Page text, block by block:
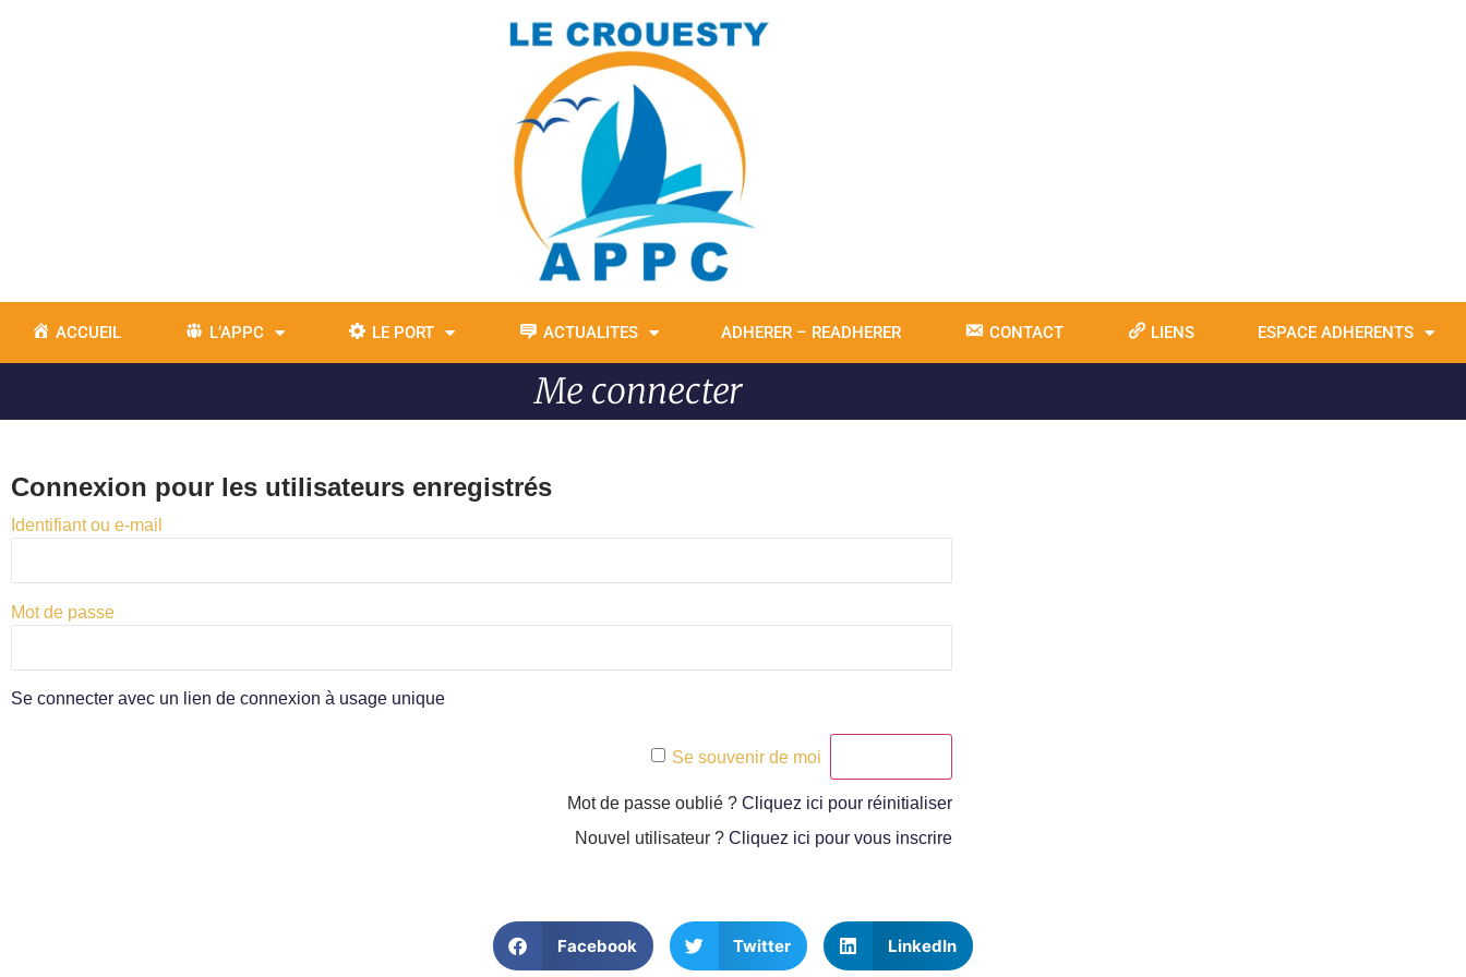
ACCUEIL L’APPC LE PORT ACTUALITES ADHERER – READHERER CONTACT LIENS ESPACE ADHERENTS
Me connecter
Connexion pour les utilisateurs enregistrés
Identifiant ou e-mail
Mot de passe
Se connecter avec un lien de connexion à usage unique
Se souvenir de moi
Mot de passe oublié ? Cliquez ici pour réinitialiser
Nouvel utilisateur ? Cliquez ici pour vous inscrire
Facebook Twitter LinkedIn